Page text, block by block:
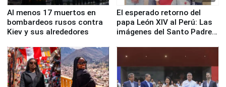
Al menos 17 muertos en
bombardeos rusos contra
Kiev y sus alrededores
El esperado retorno del
papa León XIV al Perú: Las
imágenes del Santo Padre